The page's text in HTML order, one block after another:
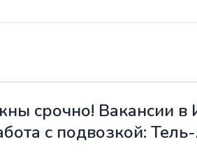
срочно! Вакансии
с подвозкой: